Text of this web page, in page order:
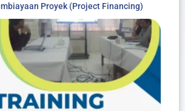
Proyek (Project Financing)